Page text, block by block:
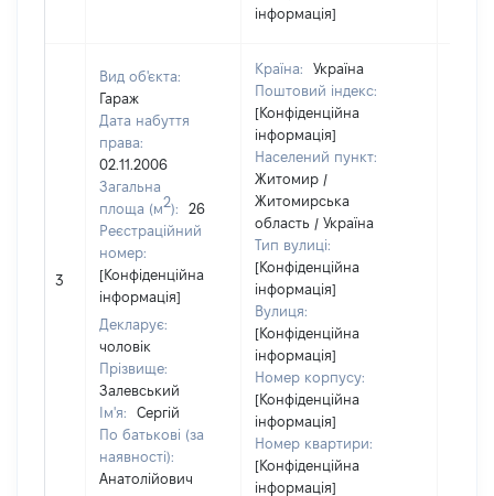
інформація]
3
Вид об'єкта:
Гараж
Дата набуття
права:
02.11.2006
Загальна
площа (м2):
26
Реєстраційний
номер:
[Конфіденційна
інформація]
Декларує:
чоловік
Прізвище:
Залевський
Ім'я:
Сергій
По батькові (за
наявності):
Анатолійович
Країна:
Україна
Поштовий індекс:
[Конфіденційна
інформація]
Населений пункт:
Житомир /
Житомирська
область / Україна
Тип вулиці:
[Конфіденційна
інформація]
Вулиця:
[Конфіденційна
інформація]
Номер корпусу:
[Конфіденційна
інформація]
Номер квартири:
[Конфіденційна
інформація]